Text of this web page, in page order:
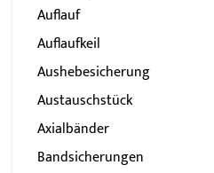
Auflauf
Auflaufkeil
Aushebesicherung
Austauschstück
Axialbänder
Bandsicherungen